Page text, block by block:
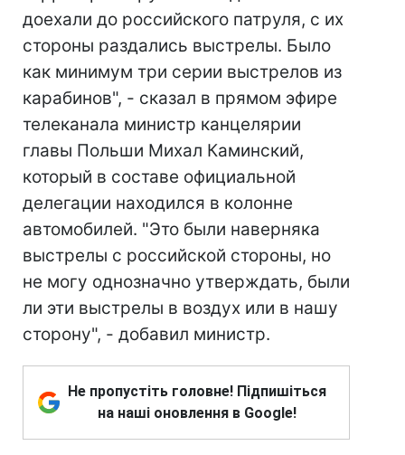
доехали до российского патруля, с их
стороны раздались выстрелы. Было
как минимум три серии выстрелов из
карабинов", - сказал в прямом эфире
телеканала министр канцелярии
главы Польши Михал Каминский,
который в составе официальной
делегации находился в колонне
автомобилей. "Это были наверняка
выстрелы с российской стороны, но
не могу однозначно утверждать, были
ли эти выстрелы в воздух или в нашу
сторону", - добавил министр.
Не пропустіть головне! Підпишіться
на наші оновлення в Google!